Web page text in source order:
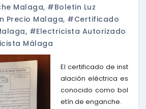
Malaga, #boletin Luz
Precio Malaga, #certificado
, #electricista Autorizado
Málaga
El certificado de inst
alación eléctrica es
conocido como bol
etín de enganche.